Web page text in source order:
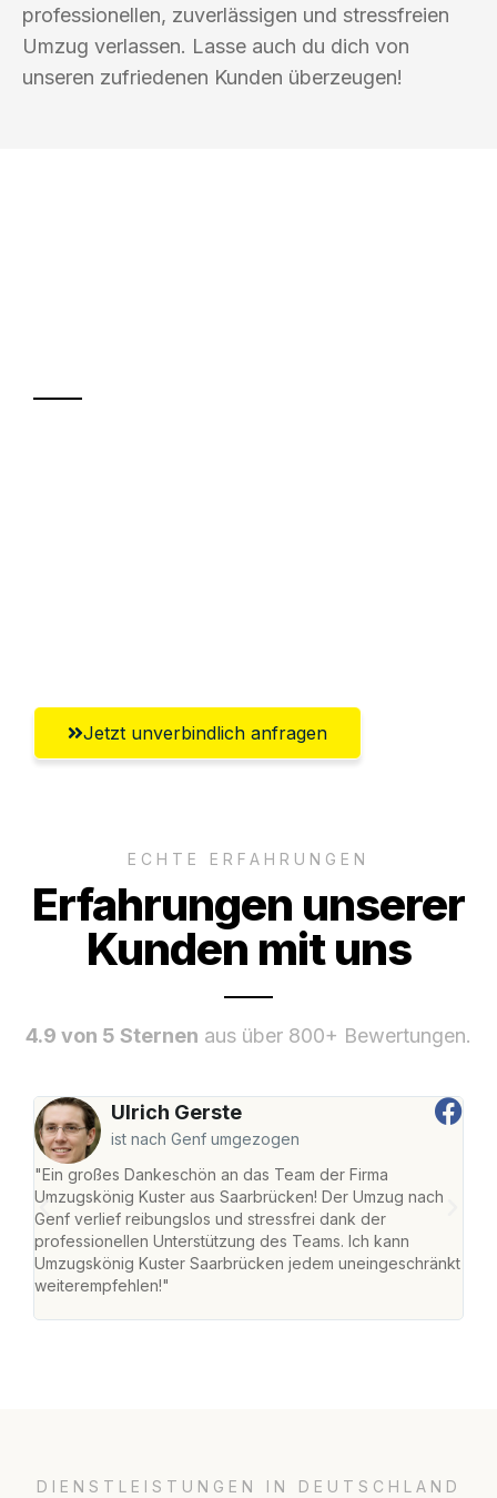
professionellen, zuverlässigen und stressfreien
Umzug verlassen. Lasse auch du dich von
unseren zufriedenen Kunden überzeugen!
Jetzt unverbindlich anfragen
ECHTE ERFAHRUNGEN
Erfahrungen unserer
Kunden mit uns
4.9 von 5 Sternen aus über 800+ Bewertungen.
Ulrich Gerste
ist nach Genf umgezogen
"Ein großes Dankeschön an das Team der Firma
Umzugskönig Kuster aus Saarbrücken! Der Umzug nach
Genf verlief reibungslos und stressfrei dank der
professionellen Unterstützung des Teams. Ich kann
Umzugskönig Kuster Saarbrücken jedem uneingeschränkt
weiterempfehlen!"
DIENSTLEISTUNGEN IN DEUTSCHLAND